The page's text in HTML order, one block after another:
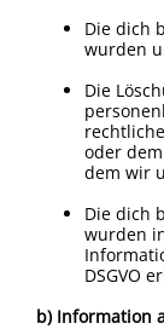
Die dich
wurden
Die
oder
dem wir
Die dich
wurden
DSGVO
b) Information